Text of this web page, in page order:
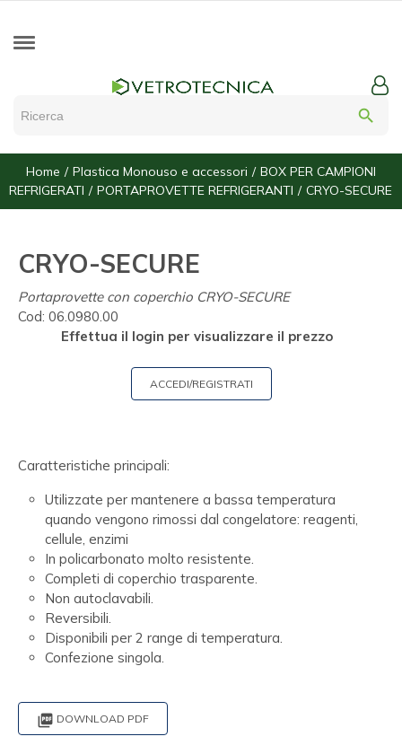
search
Home Plastica Monouso e accessori
BOX PER CAMPIONI
REFRIGERATI
PORTAPROVETTE REFRIGERANTI CRYO-SECURE
CRYO-SECURE
Portaprovette con coperchio CRYO-SECURE
Cod: 06.0980.00
Effettua il login per visualizzare il prezzo
ACCEDI/REGISTRATI
Caratteristiche principali:
Utilizzate per mantenere a bassa temperatura
quando vengono rimossi dal congelatore: reagenti,
cellule, enzimi
In policarbonato molto resistente.
Completi di coperchio trasparente.
Non autoclavabili.
Reversibili.
Disponibili per 2 range di temperatura.
Confezione singola.
 DOWNLOAD PDF